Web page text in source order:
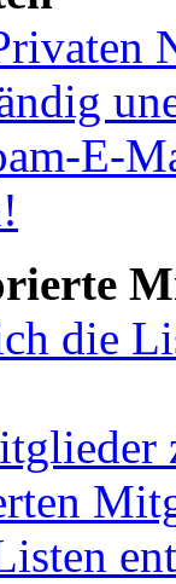
E-
die